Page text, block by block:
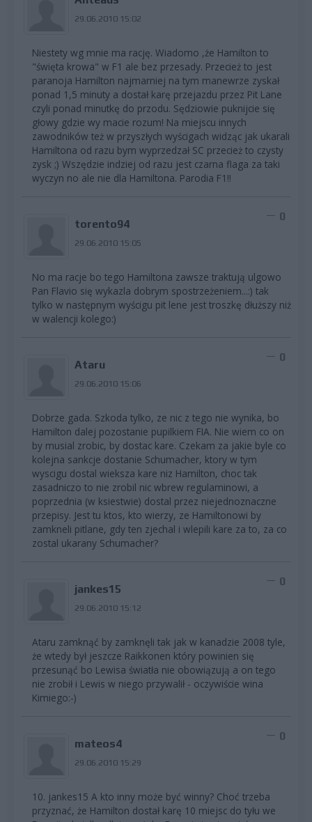
29.06.2010 15:02
Niestety wg mnie ma rację. Wiadomo ,że Hamilton to
"święta krowa" w F1 ale bez przesady. Przecież to jest
paranoja Hamilton najmarniej na tym manewrze zyskał
ponad 1,5 minuty a dostał karę przejazdu przez Pit Lane
czyli ponad minutkę do przodu. Sędziowie puknijcie się
głowy gdzie wy macie rozum! Na miejscu innych
zawodników też w przyszłych wyścigach widząc jak ukarali
Hamiltona od razu bym wyprzedzał SC przecież to czysty
zysk ;) Wszędzie indziej od razu jest czarna flaga za taki
wyczyn no ale nie dla Hamiltona. Parodia F1!!
torento94
29.06.2010 15:05
0
No ma racje bo tego Hamiltona zawsze traktują ulgowo
Pan Flavio się wykazla dobrym spostrzeżeniem...:) tak
tylko w następnym wyścigu pit lene jest troszkę dłuższy niż
w walencji kolego:)
Ataru
29.06.2010 15:06
0
Dobrze gada. Szkoda tylko, ze nic z tego nie wynika, bo
Hamilton dalej pozostanie pupilkiem FIA. Nie wiem co on
by musial zrobic, by dostac kare. Czekam za jakie byle co
kolejna sankcje dostanie Schumacher, ktory w tym
wyscigu dostal wieksza kare niz Hamilton, choc tak
zasadniczo to nie zrobil nic wbrew regulaminowi, a
poprzednia (w ksiestwie) dostal przez niejednoznaczne
przepisy. Jest tu ktos, kto wierzy, ze Hamiltonowi by
zamkneli pitlane, gdy ten zjechal i wlepili kare za to, za co
zostal ukarany Schumacher?
jankes15
29.06.2010 15:12
0
Ataru zamknąć by zamknęli tak jak w kanadzie 2008 tyle,
że wtedy był jeszcze Raikkonen który powinien się
przesunąć bo Lewisa światła nie obowiązują a on tego
nie zrobił i Lewis w niego przywalił - oczywiście wina
Kimiego:-)
mateos4
29.06.2010 15:29
0
10. jankes15 A kto inny może być winny? Choć trzeba
przyznać, że Hamilton dostał karę 10 miejsc do tyłu we